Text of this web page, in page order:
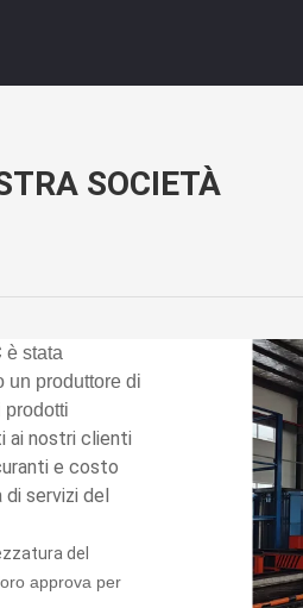
SOCIETÀ
è stata
un produttore di
prodotti
ai nostri clienti
e costo
servizi del
del
approva per